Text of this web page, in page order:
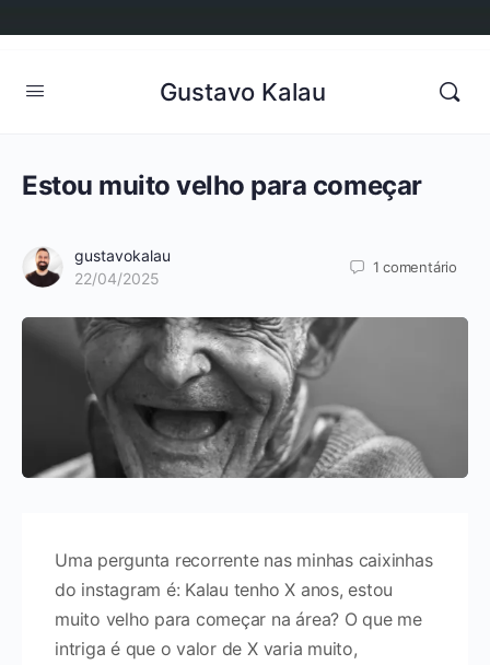
Gustavo Kalau
Estou muito velho para começar
gustavokalau
22/04/2025
1comentário
Uma pergunta recorrente nas minhas caixinhas
do instagram é: Kalau tenho X anos, estou
muito velho para começar na área? O que me
intriga é que o valor de X varia muito,